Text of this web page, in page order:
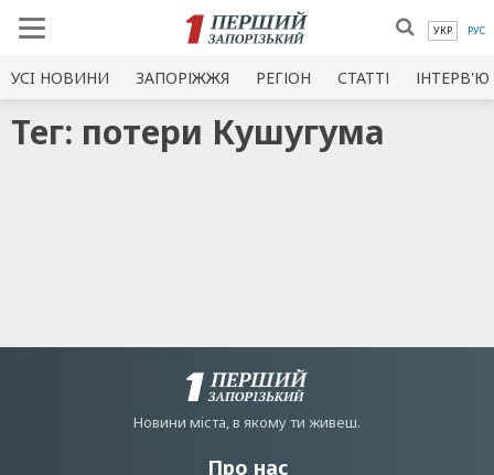
УКР РУС
УСI НОВИНИ ЗАПОРІЖЖЯ РЕГІОН СТАТТІ ІНТЕРВ'Ю
Тег: потери Кушугума
Новини мiста, в якому ти живеш.
Про нас